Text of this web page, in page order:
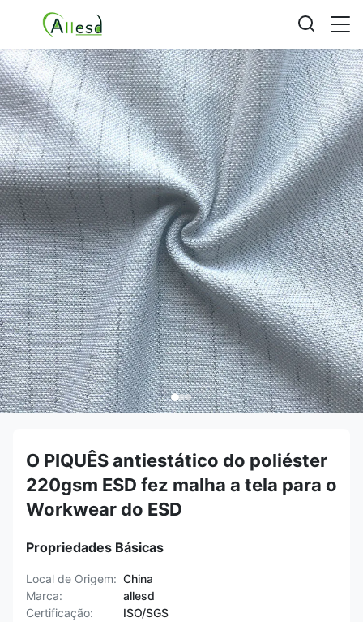
O PIQUÊS antiestático do poliéster
220gsm ESD fez malha a tela para o
Workwear do ESD
Propriedades Básicas
Local de Origem: China
Marca:
allesd
Certificação:
ISO/SGS